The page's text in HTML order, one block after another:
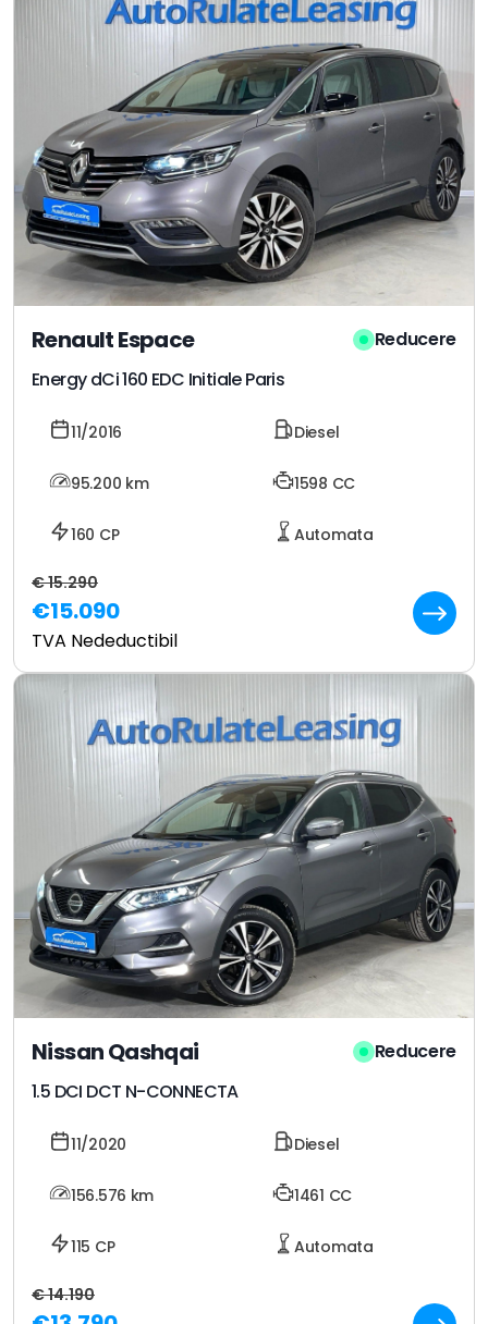
Renault Espace
Energy dCi 160 EDC Initiale Paris
Reducere
11/2016 Diesel
95.200 km 1598 CC
160 CP Automata
€ 15.290
€15.090
TVA Nedeductibil
Nissan Qashqai
1.5 DCI DCT N-CONNECTA
Reducere
11/2020 Diesel
156.576 km 1461 CC
115 CP Automata
€ 14.190